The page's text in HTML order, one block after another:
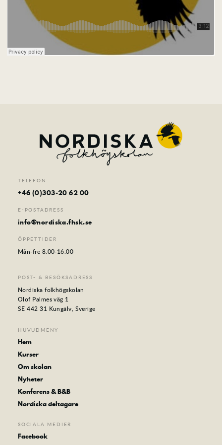
TELEFON
+46 (0)303-20 62 00
E-POSTADRESS
info@nordiska.fhsk.se
ÖPPETTIDER
Mån-fre 8.00-16.00
POST- & BESÖKSADRESS
Nordiska folkhögskolan
Olof Palmes väg 1
SE 442 31 Kungälv, Sverige
HUVUDMENY
Hem
Kurser
Om skolan
Nyheter
Konferens & B&B
Nordiska deltagare
SOCIALA MEDIER
Facebook